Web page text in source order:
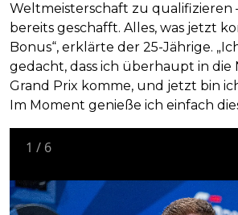
Weltmeisterschaft zu qualifizieren
bereits geschafft. Alles, was jetzt
Bonus“, erklärte der 25-Jährige.
gedacht, dass ich überhaupt in die
Grand Prix komme, und jetzt bin
Im Moment genieße ich einfach
1 / 6